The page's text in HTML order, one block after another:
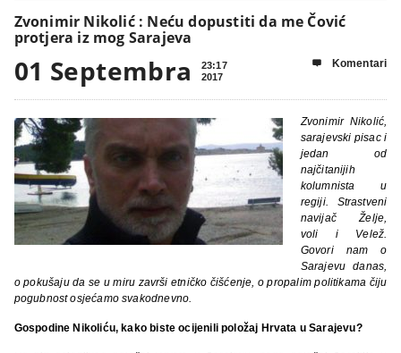
Zvonimir Nikolić : Neću dopustiti da me Čović
protjera iz mog Sarajeva
01 Septembra
23:17
2017
 Komentari
Zvonimir Nikolić,
sarajevski pisac i
jedan od
najčitanijih
kolumnista u
regiji. Strastveni
navijač Želje,
voli i Velež.
Govori nam o
Sarajevu danas,
o pokušaju da se u miru završi etničko čišćenje, o propalim politikama čiju
pogubnost osjećamo svakodnevno.
Gospodine Nikoliću, kako biste ocijenili položaj Hrvata u Sarajevu?